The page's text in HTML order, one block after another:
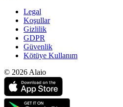
Legal
Koşullar
Gizlilik
GDPR
Güvenlik
Kötüye Kullanım
© 2026 Alaio